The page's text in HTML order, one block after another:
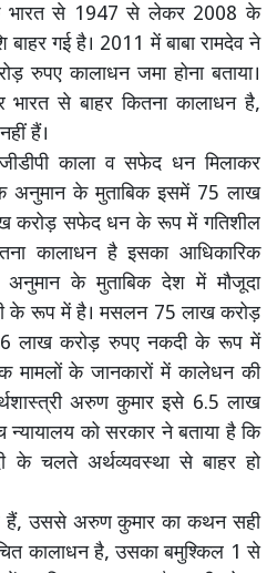
कि भारत से 1947 से लेकर 2008 के
गई है। 2011 में बाबा रामदेव ने
रुपए कालाधन जमा होना बताया।
से बाहर कितना कालाधन है,
हैं।
काला व सफेद धन मिलाकर
अनुमान के मुताबिक इसमें 75 लाख
करोड़ सफेद धन के रूप में गतिशील
कालाधन है इसका आधिकारिक
के मुताबिक देश में मौजूदा
के रूप में है। मसलन 75 लाख करोड़
6 लाख करोड़ रुपए नकदी के रूप में
मामलों के जानकारों में कालेधन की
अरुण कुमार इसे 6.5 लाख
न्यायालय को सरकार ने बताया है कि
के चलते अर्थव्यवस्था से बाहर हो
हैं, उससे अरुण कुमार का कथन सही
कालाधन है, उसका बमुश्किल 1 से